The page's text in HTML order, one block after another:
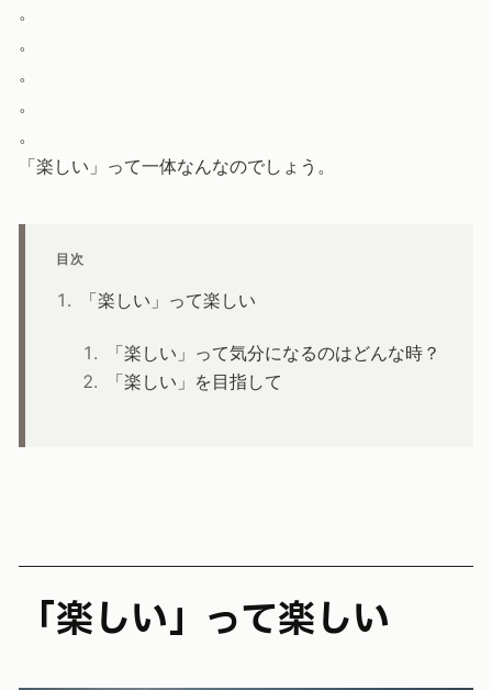
。
。
。
。
。
「楽しい」って一体なんなのでしょう。
目次
「楽しい」って楽しい
「楽しい」って気分になるのはどんな時？
「楽しい」を目指して
「楽しい」って楽しい